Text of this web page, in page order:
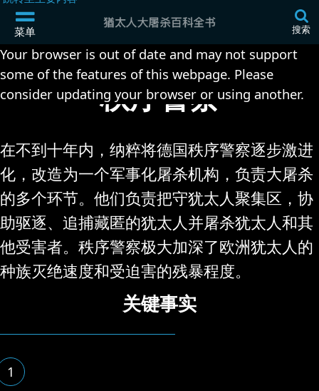
菜单 搜索
Your browser is out of date and may not support
some of the features of this webpage. Please
consider updating your browser or using another.
秩序警察
在不到十年内，纳粹将德国秩序警察逐步激进
化，改造为一个军事化屠杀机构，负责大屠杀
的多个环节。他们负责把守犹太人聚集区，协
助驱逐、追捕藏匿的犹太人并屠杀犹太人和其
他受害者。秩序警察极大加深了欧洲犹太人的
种族灭绝速度和受迫害的残暴程度。
关键事实
1